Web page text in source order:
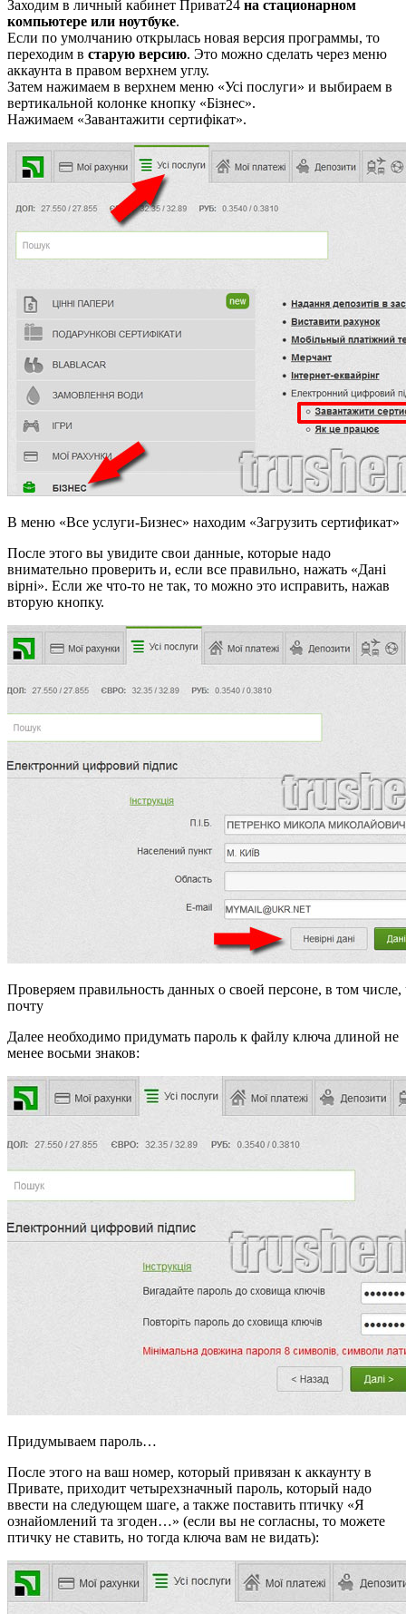
Заходим в личный кабинет Приват24 на стационарном
компьютере или ноутбуке.
Если по умолчанию открылась новая версия программы, то
переходим в старую версию. Это можно сделать через меню
аккаунта в правом верхнем углу.
Затем нажимаем в верхнем меню «Усі послуги» и выбираем в
вертикальной колонке кнопку «Бізнес».
Нажимаем «Завантажити сертифікат».
В меню «Все услуги-Бизнес» находим «Загрузить сертификат»
После этого вы увидите свои данные, которые надо
внимательно проверить и, если все правильно, нажать «Дані
вірні». Если же что-то не так, то можно это исправить, нажав
вторую кнопку.
Проверяем правильность данных о своей персоне, в том
почту
Далее необходимо придумать пароль к файлу ключа длиной не
менее восьми знаков:
Придумываем пароль…
После этого на ваш номер, который привязан к аккаунту в
Привате, приходит четырехзначный пароль, который надо
ввести на следующем шаге, а также поставить птичку «Я
ознайомлений та згоден…» (если вы не согласны, то можете
птичку не ставить, но тогда ключа вам не видать):